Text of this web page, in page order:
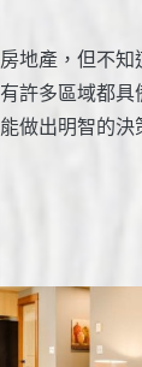
地產，但不知
許多區域都具
做出明智的決